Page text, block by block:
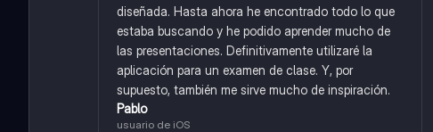
diseñada. Hasta ahora he encontrado todo lo que
estaba buscando y he podido aprender mucho de
las presentaciones. Definitivamente utilizaré la
aplicación para un examen de clase. Y, por
supuesto, también me sirve mucho de inspiración.
Pablo
usuario de iOS